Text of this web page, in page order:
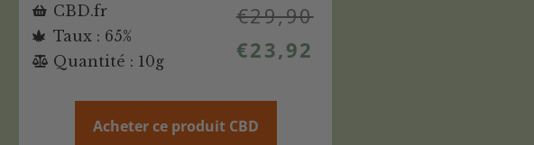
CBD.fr
Taux : 65%
Quantité : 10g
€29,90
€23,92
Acheter ce produit CBD